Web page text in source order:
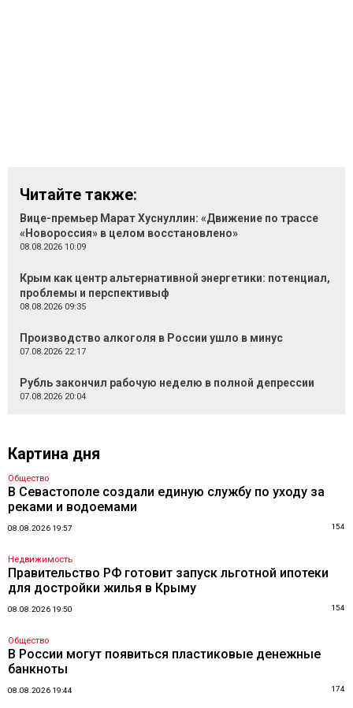
Читайте также:
Вице-премьер Марат Хуснуллин: «Движение по трассе
«Новороссия» в целом восстановлено»
08.08.2026 10:09
Крым как центр альтернативной энергетики: потенциал,
проблемы и перспективыф
08.08.2026 09:35
Производство алкоголя в России ушло в минус
07.08.2026 22:17
Рубль закончил рабочую неделю в полной депрессии
07.08.2026 20:04
Картина дня
Общество
В Севастополе создали единую службу по уходу за
реками и водоемами
08.08.2026 19:57 154
Недвижимость
Правительство РФ готовит запуск льготной ипотеки
для достройки жилья в Крыму
08.08.2026 19:50 154
Общество
В России могут появиться пластиковые денежные
банкноты
08.08.2026 19:44 174